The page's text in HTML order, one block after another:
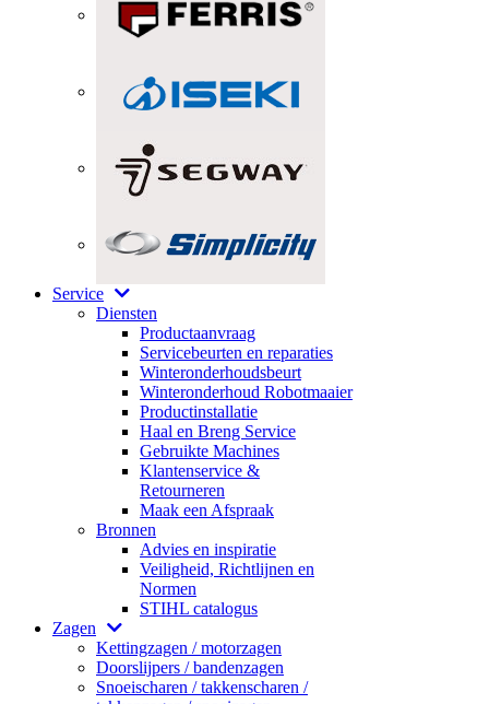
Service
Diensten
Productaanvraag
Servicebeurten en reparaties
Winteronderhoudsbeurt
Winteronderhoud Robotmaaier
Productinstallatie
Haal en Breng Service
Gebruikte Machines
Klantenservice &
Retourneren
Maak een Afspraak
Bronnen
Advies en inspiratie
Veiligheid, Richtlijnen en
Normen
STIHL catalogus
Zagen
Kettingzagen / motorzagen
Doorslijpers / bandenzagen
Snoeischaren / takkenscharen /